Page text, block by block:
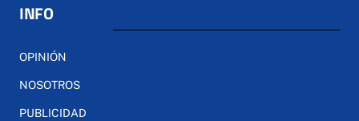
INFO
OPINIÓN
NOSOTROS
PUBLICIDAD